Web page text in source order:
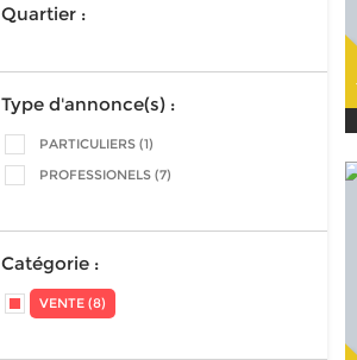
Quartier :
Type d'annonce(s) :
PARTICULIERS (1)
PROFESSIONELS (7)
Catégorie :
VENTE (8)